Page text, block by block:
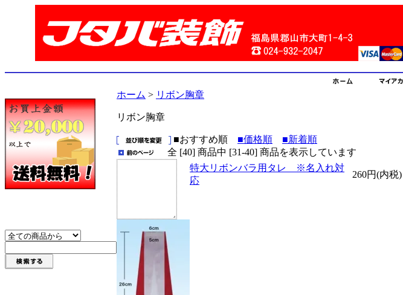
ホーム > リボン胸章
リボン胸章
■おすすめ順 ■価格順
■新着順
全 [40] 商品中 [31-40] 商品を表示しています
特大リボンバラ用タレ ※名入れ対
応
260円(内税)